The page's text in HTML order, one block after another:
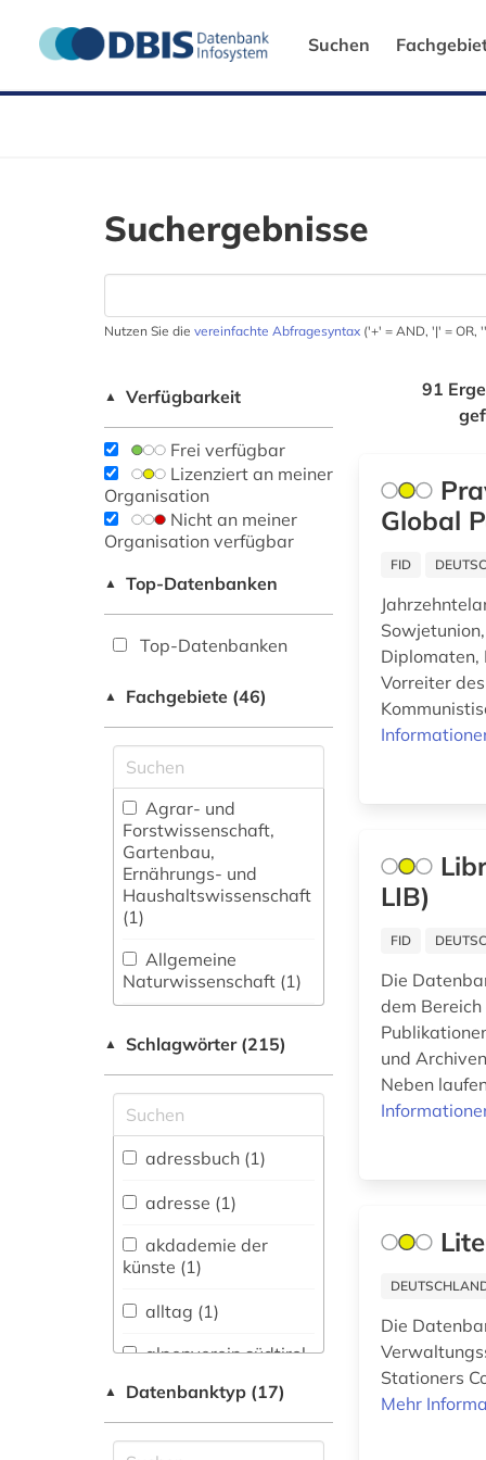
Suchen
Suchergebnisse
Nutzen Sie die vereinfachte Abfragesyntax ('+' = AND, '|' = OR,
▲ Verfügbarkeit
Frei verfügbar
Lizenziert an meiner
Organisation
Nicht an meiner
Organisation verfügbar
▲ Top-Datenbanken
Top-Datenbanken
▲ Fachgebiete (46)
Agrar- und
Forstwissenschaft,
Gartenbau,
Ernährungs- und
Haushaltswissenschaft
(1)
Allgemeine
Naturwissenschaft (1)
fachübergreifende
Allgemeine und
vergleichende Sprach-
und
Literaturwissenschaft.
Indogermanistik.
Außereuropäische
Sprachen und
Literaturen (5)
Anglistik.
Amerikanistik (2)
▲ Schlagwörter (215)
adressbuch (1)
adresse (1)
akdademie der
künste (1)
alltag (1)
alpenverein südtirol
anglo-
amerikanische
▲ Datenbanktyp (17)
91
Global
FID
Diplomaten,
Vorreiter
LIB)
FID
Die
dem
und
Neben
Die
Stationers
Mehr